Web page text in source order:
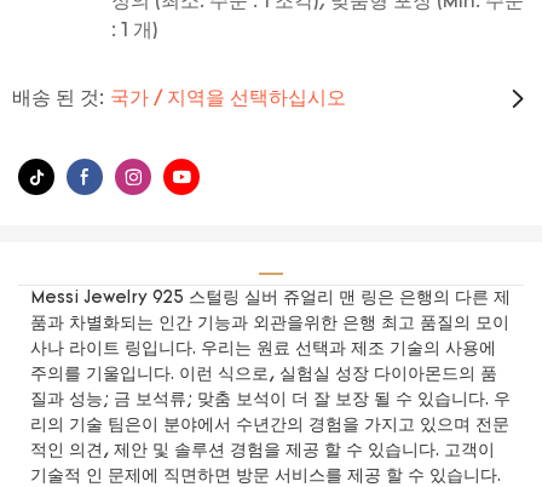
: 1 개)
배송 된 것: 국가 / 지역을 선택하십시오
Messi Jewelry 925 스털링 실버 쥬얼리 맨 링은 은행의 다른 제
품과 차별화되는 인간 기능과 외관을위한 은행 최고 품질의 모이
사나 라이트 링입니다. 우리는 원료 선택과 제조 기술의 사용에
주의를 기울입니다. 이런 식으로, 실험실 성장 다이아몬드의 품
질과 성능; 금 보석류; 맞춤 보석이 더 잘 보장 될 수 있습니다. 우
리의 기술 팀은이 분야에서 수년간의 경험을 가지고 있으며 전문
적인 의견, 제안 및 솔루션 경험을 제공 할 수 있습니다. 고객이
기술적 인 문제에 직면하면 방문 서비스를 제공 할 수 있습니다.